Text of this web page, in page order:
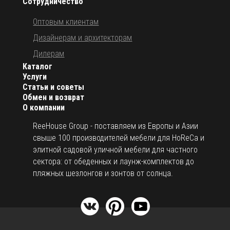
О компании
ReeHouse Group - поставляем из Европы и Азии
свыше 100 производителей мебели для HoReCa и
элитной садовой уличной мебели для частного
сектора: от обеденных и лаунж-комплектов до
пляжных шезлонгов и зонтов от солнца.
Каталог
Услуги
Статьи и советы
Обмен и возврат
Оптовым клиентам
Дизайнерам и архитекторам
Дилерам